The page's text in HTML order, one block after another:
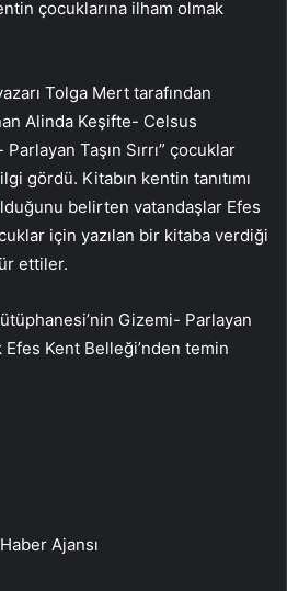
çocuklarına ilham olmak
Tolga Mert tarafından
Alinda Keşifte- Celsus
Taşın Sırrı” çocuklar
gördü. Kitabın kentin tanıtımı
belirten vatandaşlar Efes
için yazılan bir kitaba verdiği
ettiler.
Gizemi- Parlayan
Efes Kent Belleği’nden temin
Ajansı